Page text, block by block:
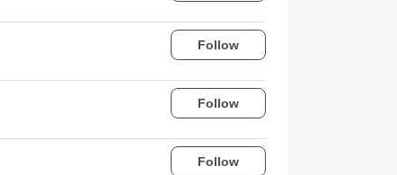
Follow
Follow
Follow